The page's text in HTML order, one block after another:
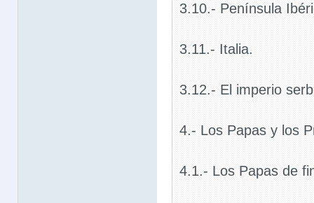
3.10.- Península
3.11.- Italia.
3.12.- El imperio
4.- Los Papas y los
4.1.- Los Papas de